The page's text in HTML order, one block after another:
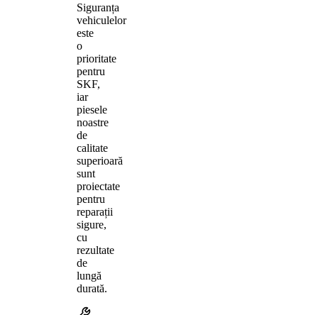
Siguranța
vehiculelor
este
o
prioritate
pentru
SKF,
iar
piesele
noastre
de
calitate
superioară
sunt
proiectate
pentru
reparații
sigure,
cu
rezultate
de
lungă
durată.